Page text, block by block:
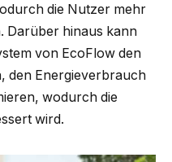
die Nutzer mehr
Darüber hinaus kann
von EcoFlow den
den Energieverbrauch
wodurch die
wird.